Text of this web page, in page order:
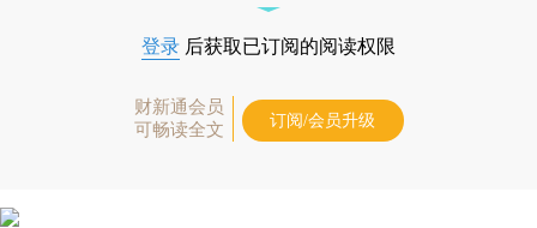
登录 后获取已订阅的阅读权限
财新通会员
可畅读全文
订阅/会员升级